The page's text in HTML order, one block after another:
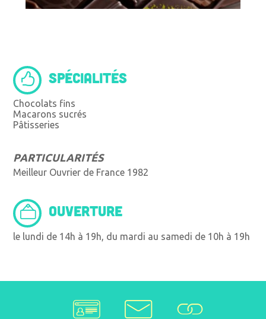
SPÉCIALITÉS
Chocolats fins
Macarons sucrés
Pâtisseries
PARTICULARITÉS
Meilleur Ouvrier de France 1982
OUVERTURE
le lundi de 14h à 19h, du mardi au samedi de 10h à 19h